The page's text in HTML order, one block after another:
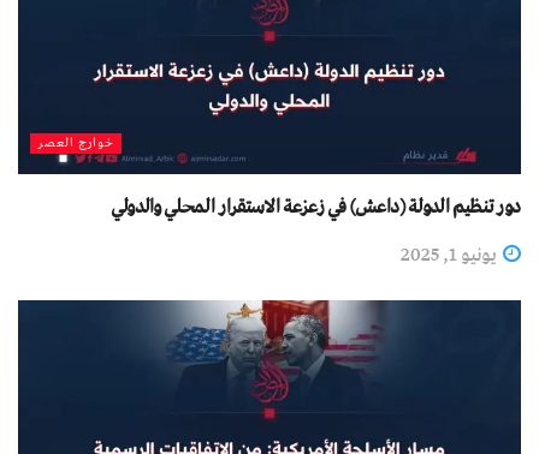
خوارج العصر
دور تنظيم الدولة (داعش) في زعزعة الاستقرار المحلي والدولي
يونيو 1, 2025